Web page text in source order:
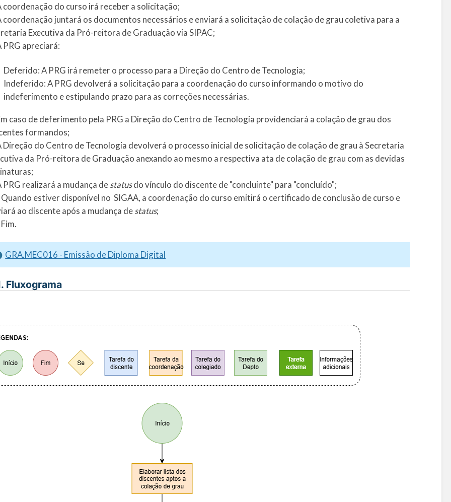
coordenação do curso irá receber a solicitação;
coordenação juntará os documentos necessários e enviará a solicitação de colação de grau coletiva para a
Executiva da Pró-reitora de Graduação via SIPAC;
PRG apreciará:
Deferido: A PRG irá remeter o processo para a Direção do Centro de Tecnologia;
Indeferido: A PRG devolverá a solicitação para a coordenação do curso informando o motivo do
indeferimento e estipulando prazo para as correções necessárias.
caso de deferimento pela PRG a Direção do Centro de Tecnologia providenciará a colação de grau dos
formandos;
Direção do Centro de Tecnologia devolverá o processo inicial de solicitação de colação de grau à Secretaria
da Pró-reitora de Graduação anexando ao mesmo a respectiva ata de colação de grau com as devidas
PRG realizará a mudança destatusdo vínculo do discente de "concluinte" para "concluído";
estiver disponível no SIGAA, a coordenação do curso emitirá o certificado de conclusão de curso e
ao discente após a mudança destatus;
GRA.MEC016 - Emissão de Diploma Digital
Fluxograma